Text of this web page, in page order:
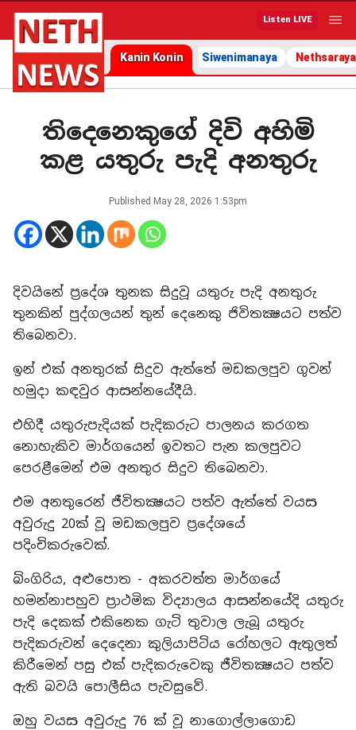
Listen LIVE
Kanin Konin Siwenimanaya Nethsaraya
තිදෙනෙකුගේ දිවි අහිමි
කළ යතුරු පැදි අනතුරු
Published May 28, 2026 1:53pm
දිවයිනේ ප්‍රදේශ තුනක සිදුවූ යතුරු පැදි අනතුරු
තුනකින් පුද්ගලයන් තුන් දෙනෙකු ජිවිතක්‍ෂයට පත්ව
තිබෙනවා.
ඉන් එක් අනතුරක් සිදුව ඇත්තේ මඩකලපුව ගුවන්
හමුදා කඳවුර ආසන්නයේදීයි.
එහිදී යතුරුපැදියක් පැදිකරුට පාලනය කරගත
නොහැකිව මාර්ගයෙන් ඉවතට පැන කලපුවට
පෙරළීමෙන් එම අනතුර සිදුව තිබෙනවා.
එම අනතුරෙන් ජීවිතක්‍ෂයට පත්ව ඇත්තේ වයස
අවුරුදු 20ක් වූ මඩකලපුව ප්‍රදේශයේ
පදිංචිකරුවෙක්.
බිංගිරිය, අළුපොත - අකරවත්ත මාර්ගයේ
හමන්නාපහුව ප්‍රාථමික විද්‍යාලය ආසන්නයේදි යතුරු
පැදි දෙකක් එකිනෙක ගැටි තුවාල ලැබූ යතුරු
පැදිකරුවන් දෙදෙනා කුලියාපිටිය රෝහලට ඇතුලත්
කිරීමෙන් පසු එක් පැදිකරුවෙකු ජීවිතක්‍ෂයට පත්ව
ඇති බවයි පොලීසිය පැවසුවේ.
ඔහු වයස අවුරුදු 76 ක් වූ නාගොල්ලාගොඩ